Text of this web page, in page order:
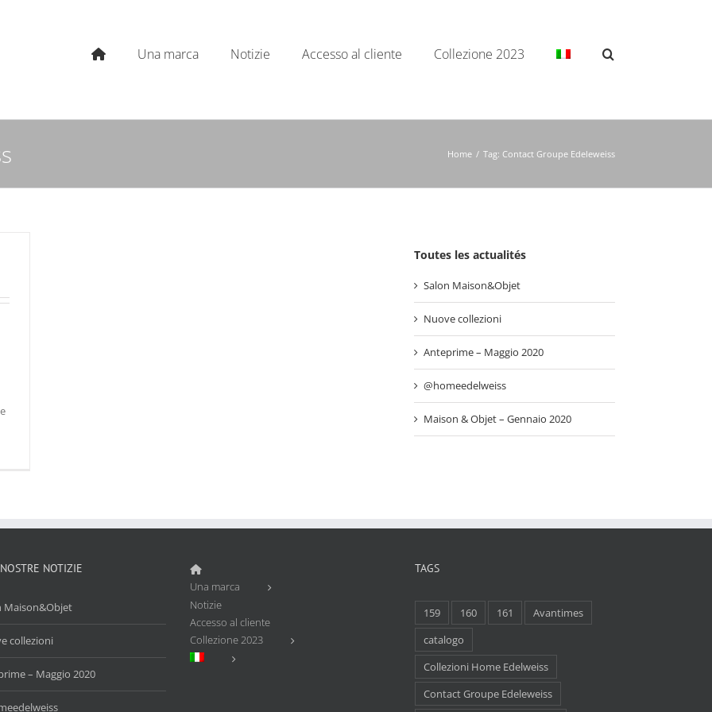
Una marca Notizie Accesso al cliente Collezione 2023
Home / Tag: Contact Groupe Edeleweiss
Toutes les actualités
Salon Maison&Objet
Nuove collezioni
Anteprime – Maggio 2020
@homeedelweiss
Maison & Objet – Gennaio 2020
NOTIZIE
Maison&Objet
collezioni
– Maggio 2020
Una marca
Notizie
Accesso al cliente
Collezione 2023
TAGS
159 160 161
Avantimes
catalogo
Collezioni Home Edelweiss
Contact Groupe Edeleweiss